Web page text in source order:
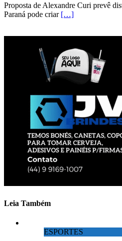
Proposta de Alexandre Curi prevê
Paraná pode criar […]
Leia Também
ESPORTES